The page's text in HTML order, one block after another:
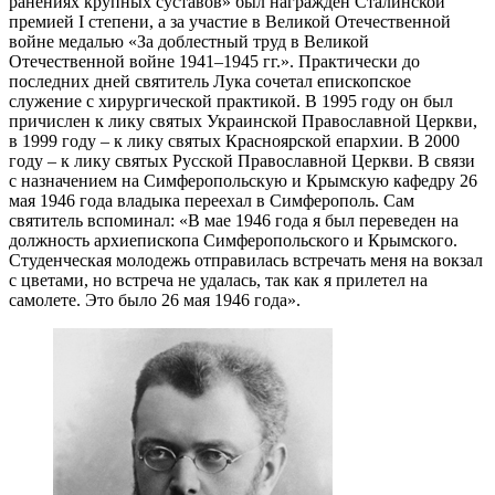
премией I степени, а за участие в Великой Отечественной
войне медалью «За доблестный труд в Великой
Отечественной войне 1941–1945 гг.». Практически до
последних дней святитель Лука сочетал епископское
служение с хирургической практикой. В 1995 году он был
причислен к лику святых Украинской Православной Церкви,
в 1999 году – к лику святых Красноярской епархии. В 2000
году – к лику святых Русской Православной Церкви. В связи
с назначением на Симферопольскую и Крымскую кафедру 26
мая 1946 года владыка переехал в Симферополь. Сам
святитель вспоминал: «В мае 1946 года я был переведен на
должность архиепископа Симферопольского и Крымского.
Студенческая молодежь отправилась встречать меня на вокзал
с цветами, но встреча не удалась, так как я прилетел на
самолете. Это было 26 мая 1946 года».